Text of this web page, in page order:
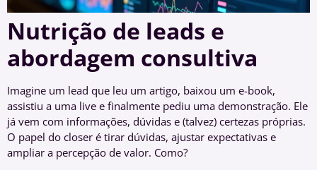
Nutrição de leads e
abordagem consultiva
Imagine um lead que leu um artigo, baixou um e-book,
assistiu a uma live e finalmente pediu uma demonstração. Ele
já vem com informações, dúvidas e (talvez) certezas próprias.
O papel do closer é tirar dúvidas, ajustar expectativas e
ampliar a percepção de valor. Como?